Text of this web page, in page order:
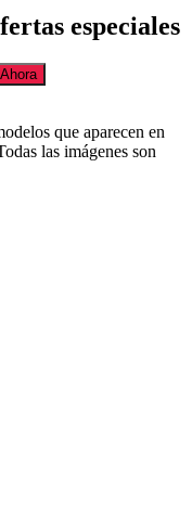
especiales
que aparecen en
las imágenes son